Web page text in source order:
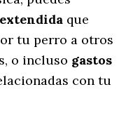
que
tu perro a otros
o incluso gastos
con tu